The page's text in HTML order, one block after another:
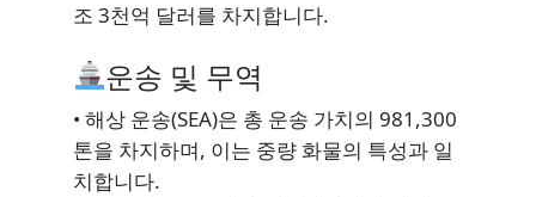
조 3천억 달러를 차지합니다.
운송 및 무역
• 해상 운송(SEA)은 총 운송 가치의 981,300
톤을 차지하며, 이는 중량 화물의 특성과 일
치합니다.